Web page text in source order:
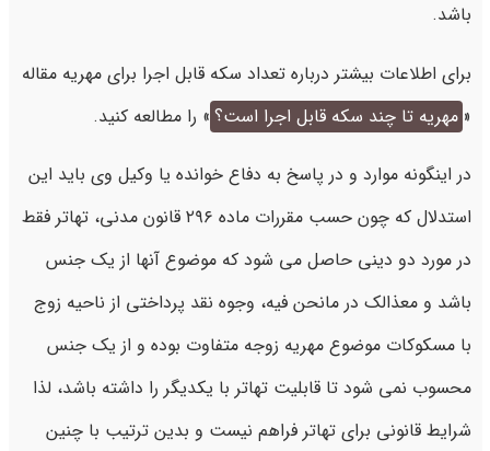
باشد.
برای اطلاعات بیشتر درباره تعداد سکه قابل اجرا برای مهریه مقاله
« مهریه تا چند سکه قابل اجرا است؟ » را مطالعه کنید.
در اینگونه موارد و در پاسخ به دفاع خوانده یا وکیل وی باید این
استدلال که چون حسب مقررات ماده ۲۹۶ قانون مدنی، تهاتر فقط
در مورد دو دینی حاصل می شود که موضوع آنها از یک جنس
باشد و معذالک در مانحن فیه، وجوه نقد پرداختی از ناحیه زوج
با مسکوکات موضوع مهریه زوجه متفاوت بوده و از یک جنس
محسوب نمی شود تا قابلیت تهاتر با یکدیگر را داشته باشد، لذا
شرایط قانونی برای تهاتر فراهم نیست و بدین ترتیب با چنین